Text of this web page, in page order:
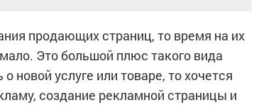
продающих страниц, то время на их
Это большой плюс такого вида
новой услуге или товаре, то хочется
создание рекламной страницы и